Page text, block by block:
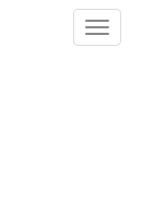
Toggle